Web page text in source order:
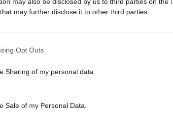
that may further disclose it to other third parties.
Opt Outs
Sharing of my personal data.
Sale of my Personal Data.
pubblici per un totale di 36.929 euro
decisione SA. 62668 e